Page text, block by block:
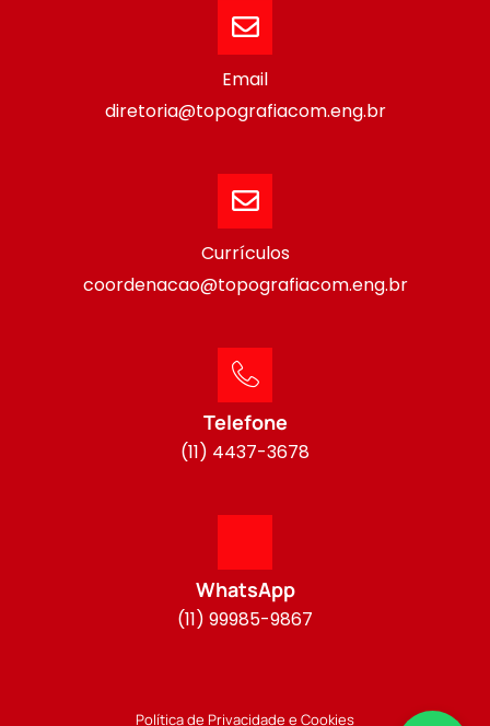
Email
diretoria@topografiacom.eng.br
Currículos
coordenacao@topografiacom.eng.br
Telefone
(11) 4437-3678
WhatsApp
(11) 99985-9867
Política de Privacidade e Cookies